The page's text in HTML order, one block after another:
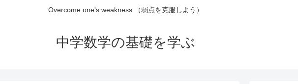
Overcome one's weakness （弱点を克服しよう）
中学数学の基礎を学ぶ